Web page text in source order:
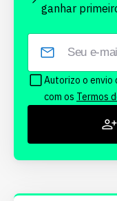
ganhar
Autorizo o envio
com os Termos